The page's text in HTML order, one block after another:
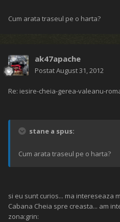
Cum arata traseul pe o harta?
ak47apache
PostatAugust 31, 2012
Re: iesire-cheia-gerea-valeanu-
stane a spus:
Cum arata traseul pe o harta?
si eu sunt curios... ma intereseaza
Cabana Cheia spre creasta... am
zona:grin: